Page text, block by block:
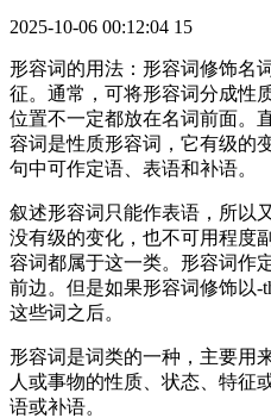
2025-10-06 00:12:04 15
形容词的用法：形容词修饰名
征。通常，可将形容词分成性
位置不一定都放在名词前面。
容词是性质形容词，它有级的
句中可作定语、表语和补语。
叙述形容词只能作表语，所以
没有级的变化，也不可用程度
容词都属于这一类。形容词作
前边。但是如果形容词修饰以-
这些词之后。
形容词是词类的一种，主要用
人或事物的性质、状态、特征
语或补语。